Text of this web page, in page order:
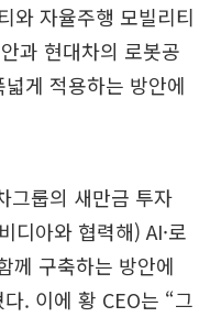
와 자율주행 모빌리티
과 현대차의 로봇공
게 적용하는 방안에
그룹의 새만금 투자
디아와 협력해) AI·로
께 구축하는 방안에
. 이에 황 CEO는 “그